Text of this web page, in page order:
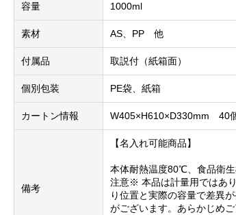
容量 1000ml
素材 AS、PP 他
付属品 取説付（紙箱面）
個別包装 PE袋、紙箱
カートン情報 W405×H610×D330mm 40
備考
【名入れ可能商品】
本体耐熱温度80℃、食品
注意※ 本品は計量用ではあ
り位置と実際の容量で差異
がございます。あらかじめご